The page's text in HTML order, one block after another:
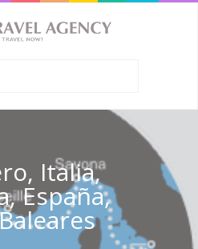
Italia,
España,